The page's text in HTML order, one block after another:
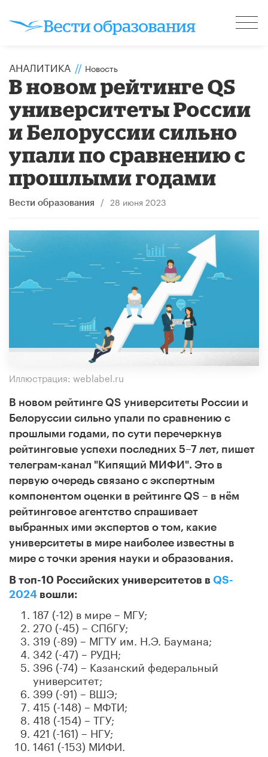
АНАЛИТИКА // Новость
В новом рейтинге QS
университеты России
и Белоруссии сильно
упали по сравнению с
прошлыми годами
Вести образования / 28 июня 2023
Иллюстрация: weblabel.ru
В новом рейтинге QS университеты России и
Белоруссии сильно упали по сравнению с
прошлыми годами, по сути перечеркнув
рейтинговые успехи последних 5–7 лет, пишет
телеграм-канал "Кипящий МИФИ". Это в
первую очередь связано с экспертным
компонентом оценки в рейтинге QS – в нём
рейтинговое агентство спрашивает
выбранных ими экспертов о том, какие
университеты в мире наиболее известны в
мире с точки зрения науки и образования.
В топ-10 Российских университетов в QS-
2024 вошли:
187 (-12) в мире – МГУ;
270 (-45) – СПбГУ;
319 (-89) – МГТУ им. Н.Э. Баумана;
342 (-47) – РУДН;
396 (-74) – Казанский федеральный
университет;
399 (-91) – ВШЭ;
415 (-148) – МФТИ;
418 (-154) – ТГУ;
421 (-161) – НГУ;
1461 (-153) МИФИ.